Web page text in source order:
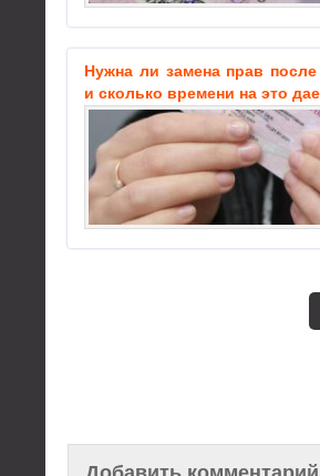
Нужна ли замена прав после
и сколько времени на это